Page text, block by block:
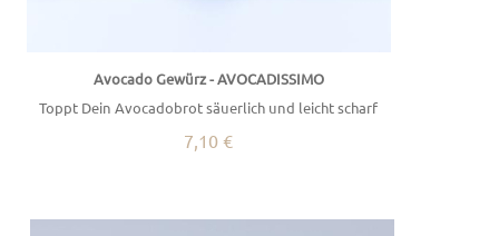
Avocado Gewürz - AVOCADISSIMO
Toppt Dein Avocadobrot säuerlich und leicht scharf
7,10 €